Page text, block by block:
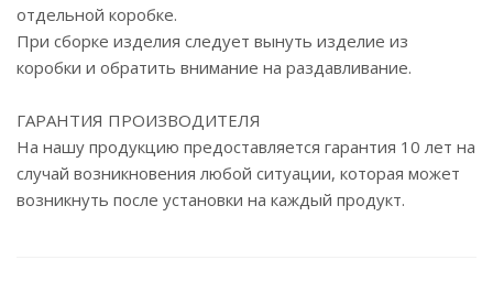
отдельной коробке.
При сборке изделия следует вынуть изделие из
коробки и обратить внимание на раздавливание.
ГАРАНТИЯ ПРОИЗВОДИТЕЛЯ
На нашу продукцию предоставляется гарантия 10 лет на
случай возникновения любой ситуации, которая может
возникнуть после установки на каждый продукт.